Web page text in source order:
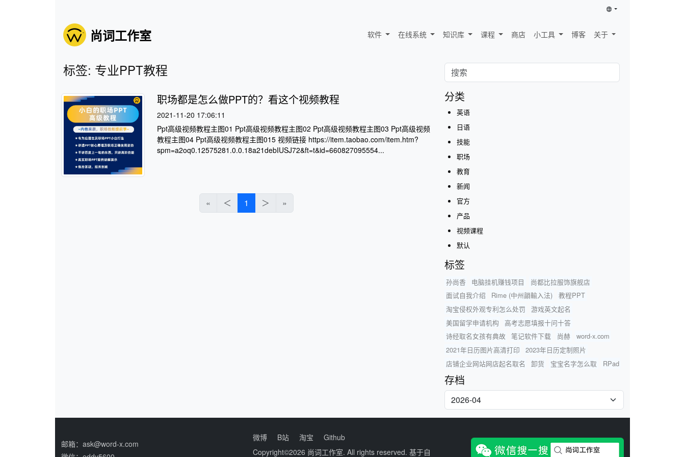
尚词工作室 软件 在线系统 知识库 课程 商店 小工具 博客 关于
标签: 专业PPT教程
职场都是怎么做PPT的？看这个视频教程
2021-11-20 17:06:11
Ppt高级视频教程主图01 Ppt高级视频教程主图02 Ppt高级视频教程主图03 Ppt高级视频
教程主图04 Ppt高级视频教程主图015 视频链接 https://item.taobao.com/item.htm?
spm=a2oq0.12575281.0.0.18a21debIUSJ72&ft=t&id=660827095554...
« ＜ 1 ＞ »
分类
英语
日语
技能
职场
教育
新闻
官方
产品
视频课程
默认
标签
孙尚香 电脑挂机赚钱项目
尚都比拉服饰旗舰店
面试自我介绍
Rime (中州韻輸入法)
教程PPT
淘宝侵权外观专利怎么处罚
游戏英文起名
美国留学申请机构
高考志愿填报十问十答
诗经取名女孩有典故
笔记软件下载 尚赫
word-x.com
2021年日历图片高清打印
2023年日历定制照片
店铺企业网站网店起名取名
卸货 宝宝名字怎么取 RPad
存档
邮箱：ask@word-x.com
微博 B站 淘宝
Github
Copyright©2026 尚词工作室. All rights reserved. 基于自